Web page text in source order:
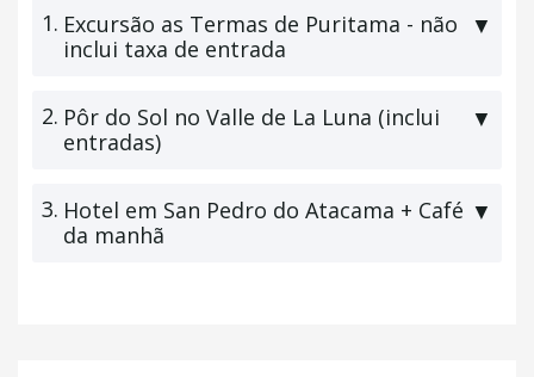
1. Excursão as Termas de Puritama - não
inclui taxa de entrada
▼
2. Pôr do Sol no Valle de La Luna (inclui
entradas)
▼
3. Hotel em San Pedro do Atacama + Café
da manhã
▼